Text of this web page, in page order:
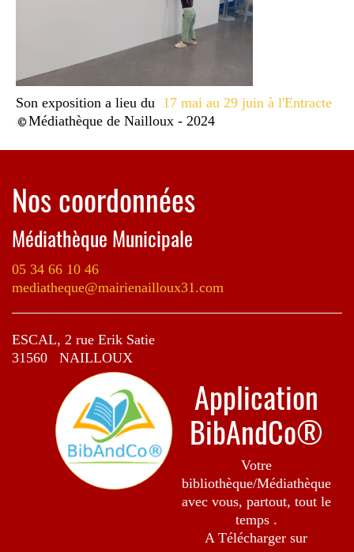
Son exposition a lieu du 17 mai au 29 juin à l'Entracte
Médiathèque de Nailloux - 2024
Nos coordonnées
Médiathèque Municipale
05 34 66 10 46
mediatheque@mairienailloux31.com
ESCAL, 2 rue Erik Satie
31560 NAILLOUX
Application
BibAndCo®
Votre
bibliothèque/Médiathèque
avec vous, partout, tout le
temps .
A Télécharger sur